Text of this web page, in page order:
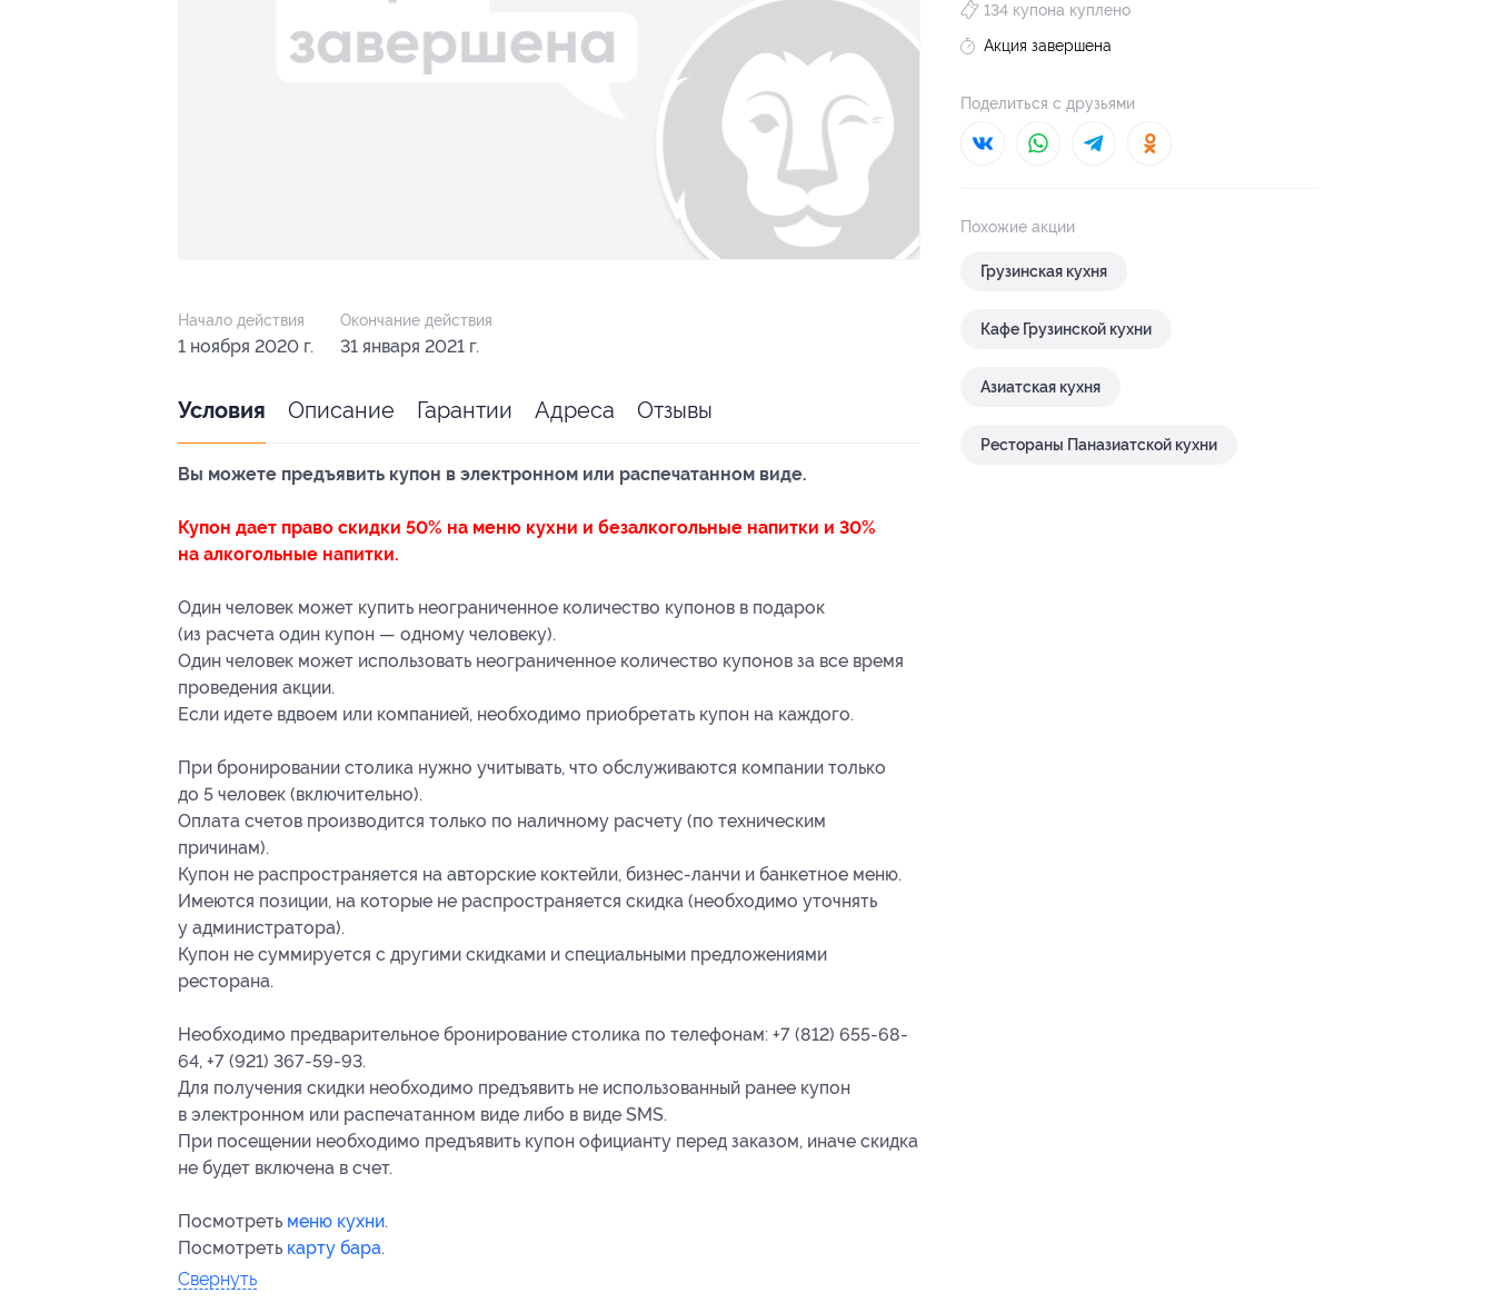
134 купона куплено
Акция завершена
Поделиться с друзьями
Похожие акции
Грузинская кухня
Кафе Грузинской кухни
Азиатская кухня
Рестораны Паназиатской кухни
Начало действия
1 ноября 2020 г.
Окончание действия
31 января 2021 г.
Условия Описание Гарантии Адреса Отзывы
Вы можете предъявить купон в электронном или распечатанном виде.
Купон дает право скидки 50% на меню кухни и безалкогольные напитки и 30%
на алкогольные напитки.
Один человек может купить неограниченное количество купонов в подарок
(из расчета один купон — одному человеку).
Один человек может использовать неограниченное количество купонов за все время
проведения акции.
Если идете вдвоем или компанией, необходимо приобретать купон на каждого.
При бронировании столика нужно учитывать, что обслуживаются компании только
до 5 человек (включительно).
Оплата счетов производится только по наличному расчету (по техническим
причинам).
Купон не распространяется на авторские коктейли, бизнес-ланчи и банкетное меню.
Имеются позиции, на которые не распространяется скидка (необходимо уточнять
у администратора).
Купон не суммируется с другими скидками и специальными предложениями
ресторана.
Необходимо предварительное бронирование столика по телефонам: +7 (812) 655-68-
64, +7 (921) 367-59-93.
Для получения скидки необходимо предъявить не использованный ранее купон
в электронном или распечатанном виде либо в виде SMS.
При посещении необходимо предъявить купон официанту перед заказом, иначе скидка
не будет включена в счет.
Посмотреть меню кухни.
Посмотреть карту бара.
Свернуть